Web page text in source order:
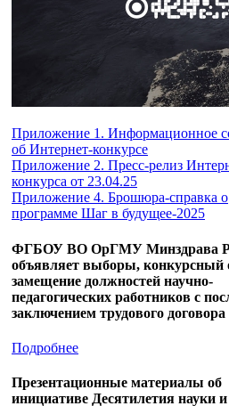
Приложение 1. Информационное
об Интернет-конкурсе
Приложение 2. Пресс-релиз
конкурса от 23.04.25
Приложение 4. Брошюра-справка о
программе Шаг в будущее-2025
ФГБОУ ВО ОрГМУ Минздрава
объявляет выборы, конкурсный
замещение должностей научно-
педагогических работников с
заключением трудового договора
Подробнее
Презентационные материалы об
инициативе Десятилетия науки и